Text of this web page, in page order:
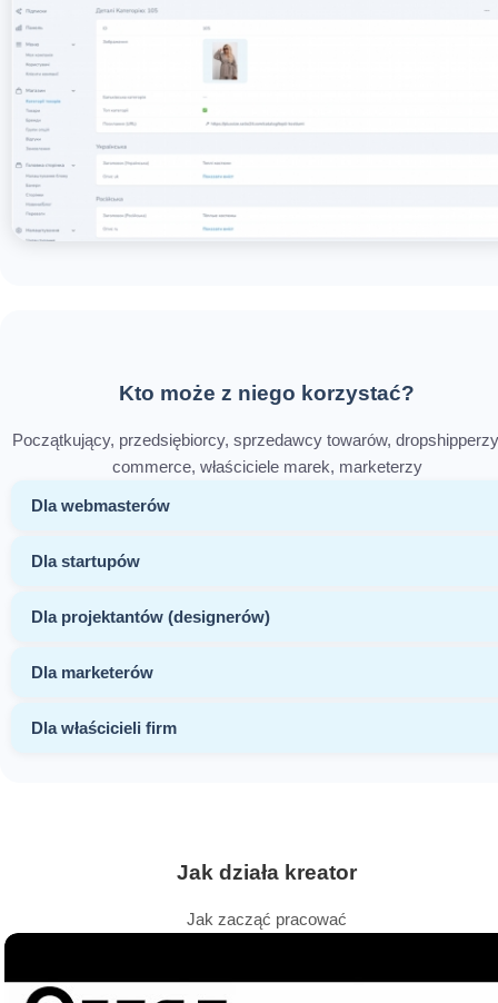
Kto może z niego korzystać?
Początkujący, przedsiębiorcy, sprzedawcy towarów,
commerce, właściciele marek, marketerzy
Dla webmasterów
Dla startupów
Dla projektantów (designerów)
Dla marketerów
Dla właścicieli firm
Jak działa kreator
Jak zacząć pracować